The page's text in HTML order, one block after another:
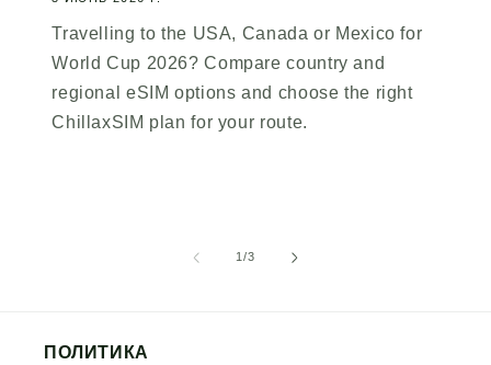
Travelling to the USA, Canada or Mexico for
World Cup 2026? Compare country and
regional eSIM options and choose the right
ChillaxSIM plan for your route.
1/из
3
ПОЛИТИКА